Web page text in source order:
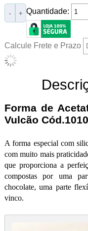
Quantidade:
- +
Calcule Frete e Prazo
Forma de
Vulcão
A forma especial com
com muito mais
que proporciona a
compostas por uma
chocolate, uma parte
vinco.